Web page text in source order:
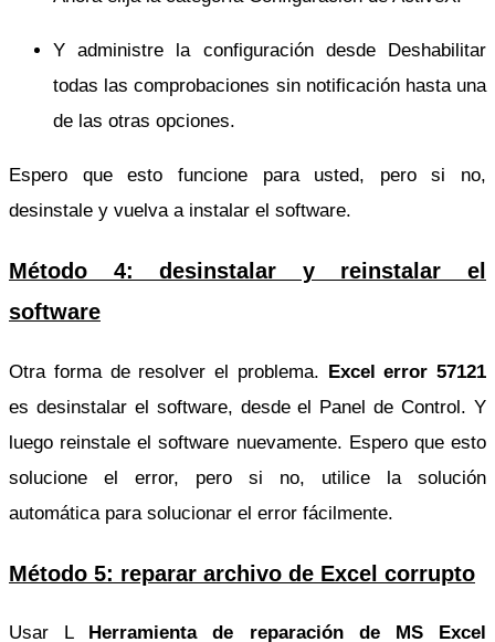
Y administre la configuración desde Deshabilitar
todas las comprobaciones sin notificación hasta una
de las otras opciones.
Espero que esto funcione para usted, pero si no,
desinstale y vuelva a instalar el software.
Método 4: desinstalar y reinstalar el
software
Otra forma de resolver el problema. Excel error 57121
es desinstalar el software, desde el Panel de Control. Y
luego reinstale el software nuevamente. Espero que esto
solucione el error, pero si no, utilice la solución
automática para solucionar el error fácilmente.
Método 5: reparar archivo de Excel corrupto
Usar L
Herramienta de reparación de MS Excel